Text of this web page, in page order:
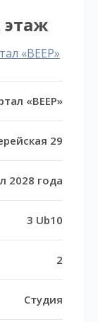
этаж
«ВЕЕР»
«ВЕЕР»
29
2028 года
3 Ub10
2
Студия